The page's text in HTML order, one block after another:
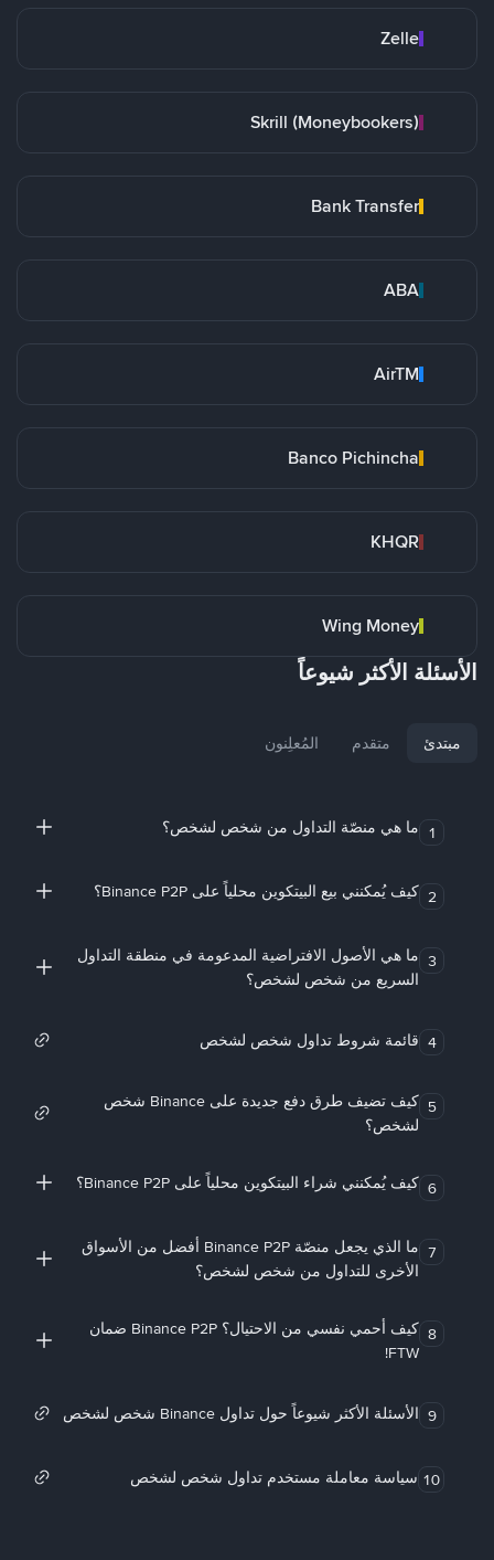
Zelle
Skrill (Moneybookers)
Bank Transfer
ABA
AirTM
Banco Pichincha
KHQR
Wing Money
الأسئلة الأكثر شيوعاً
مبتدئ متقدم المُعلِنون
1 ما هي منصّة التداول من شخص لشخص؟
2 كيف يُمكنني بيع البيتكوين محلياً على Binance P2P؟
3 ما هي الأصول الافتراضية المدعومة في منطقة التداول
السريع من شخص لشخص؟
4 قائمة شروط تداول شخص لشخص
5
كيف تضيف طرق دفع جديدة على Binance شخص
لشخص؟
6 كيف يُمكنني شراء البيتكوين محلياً على Binance P2P؟
7
ما الذي يجعل منصّة Binance P2P أفضل من الأسواق
الأخرى للتداول من شخص لشخص؟
8
كيف أحمي نفسي من الاحتيال؟ Binance P2P ضمان
FTW!
9 الأسئلة الأكثر شيوعاً حول تداول Binance شخص لشخص
10 سياسة معاملة مستخدم تداول شخص لشخص